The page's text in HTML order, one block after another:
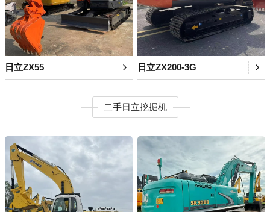
日立ZX55 日立ZX200-3G
二手日立挖掘机